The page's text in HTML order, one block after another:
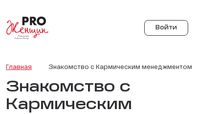
Войти
Главная Знакомство с Кармическим менеджментом
Знакомство с
Кармическим